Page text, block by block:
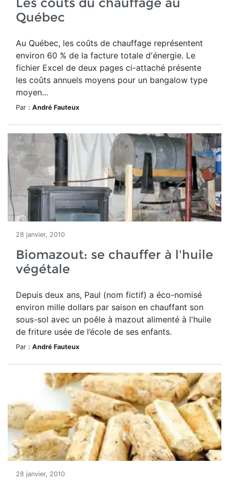
Québec
Au Québec, les coûts de chauffage représentent
environ 60 % de la facture totale d'énergie. Le
fichier Excel de deux pages ci-attaché présente
les coûts annuels moyens pour un bangalow type
moyen...
Par : André Fauteux
28 janvier, 2010
Biomazout: se chauffer à l'huile
végétale
Depuis deux ans, Paul (nom fictif) a éco-nomisé
environ mille dollars par saison en chauffant son
sous-sol avec un poêle à mazout alimenté à l'huile
de friture usée de l’école de ses enfants.
Par : André Fauteux
28 janvier, 2010